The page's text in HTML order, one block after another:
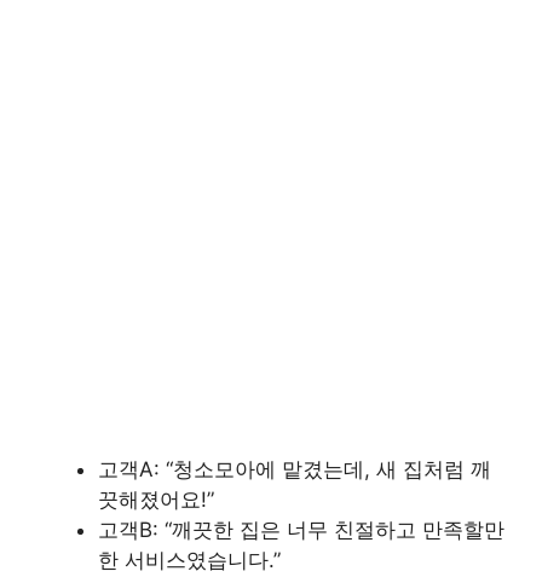
고객A: “청소모아에 맡겼는데, 새 집처럼 깨
끗해졌어요!”
고객B: “깨끗한 집은 너무 친절하고 만족할만
한 서비스였습니다.”